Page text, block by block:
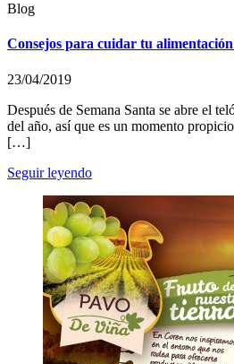
Blog
Consejos para cuidar tu
23/04/2019
Después de Semana Santa se abre el
del año, así que es un momento
[…]
Seguir leyendo